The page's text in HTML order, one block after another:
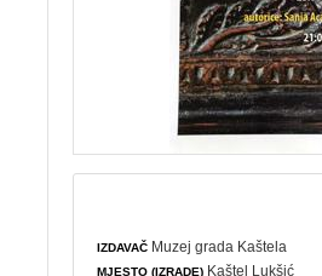
IZDAVAČ Muzej grada Kaštela
MJESTO (IZRADE) Kaštel Lukšić